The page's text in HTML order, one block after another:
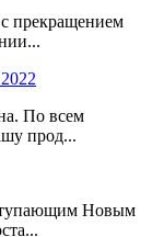
прекращением
По всем
прод...
Новым